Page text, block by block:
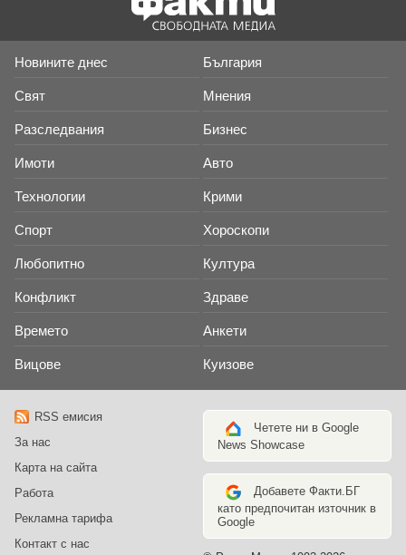
Новините днес България
Свят Мнения
Разследвания Бизнес
Имоти Авто
Технологии Крими
Спорт Хороскопи
Любопитно Култура
Конфликт Здраве
Времето Анкети
Вицове Куизове
RSS емисия
За нас
Карта на сайта
Работа
Рекламна тарифа
Контакт с нас
Четете ни в Google
News Showcase
Добавете Факти.БГ
като предпочитан източник в
Google